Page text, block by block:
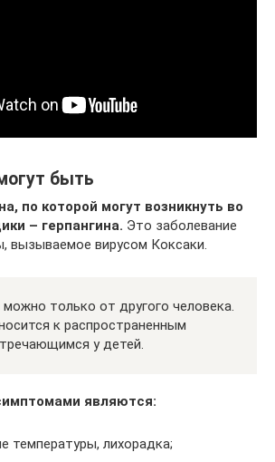
быть
по которой могут возникнуть во
– герпангина. Это заболевание
вызываемое вирусом Коксаки.
можно только от другого человека.
к распространенным
у детей.
являются:
температуры, лихорадка;